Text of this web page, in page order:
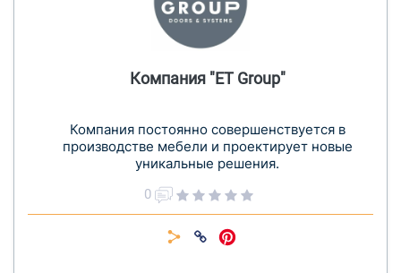
Компания "ET Group"
Компания постоянно совершенствуется в
производстве мебели и проектирует новые
уникальные решения.
0